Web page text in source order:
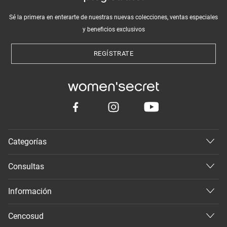
Sé la primera en enterarte de nuestras nuevas colecciones, ventas especiales
y beneficios exclusivos
REGÍSTRATE
Categorías
Consultas
Información
Cencosud